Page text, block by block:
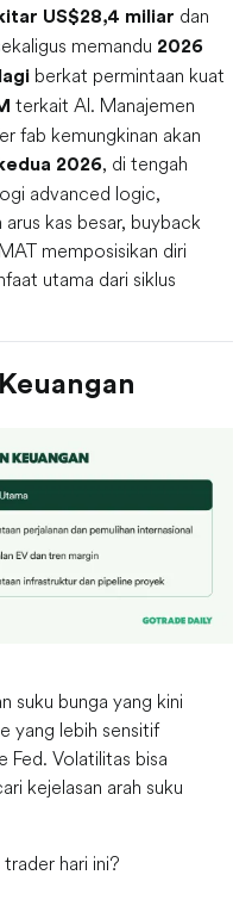
US$28,4 miliar dan
memandu 2026
berkat permintaan kuat
terkait AI. Manajemen
fab kemungkinan akan
2026, di tengah
advanced logic,
kas besar, buyback
memposisikan diri
utama dari siklus
suku bunga yang kini
yang lebih sensitif
Fed. Volatilitas bisa
kejelasan arah suku
hari ini?